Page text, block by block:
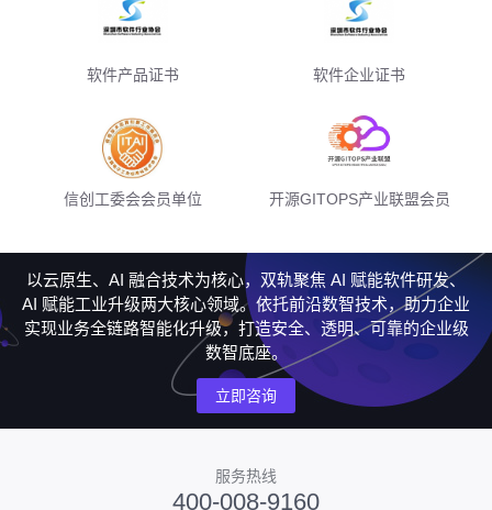
软件产品证书 软件企业证书
信创工委会会员单位 开源GITOPS产业联盟会员
以云原生、AI 融合技术为核心，双轨聚焦 AI 赋能软件研发、
AI 赋能工业升级两大核心领域。依托前沿数智技术，助力企业
实现业务全链路智能化升级，打造安全、透明、可靠的企业级
数智底座。
立即咨询
服务热线
400-008-9160